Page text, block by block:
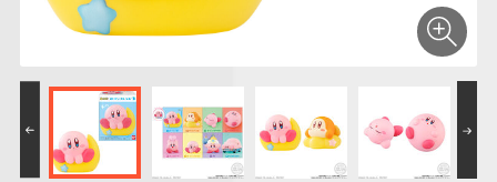
スーパー戦隊シリー
ズ
わ